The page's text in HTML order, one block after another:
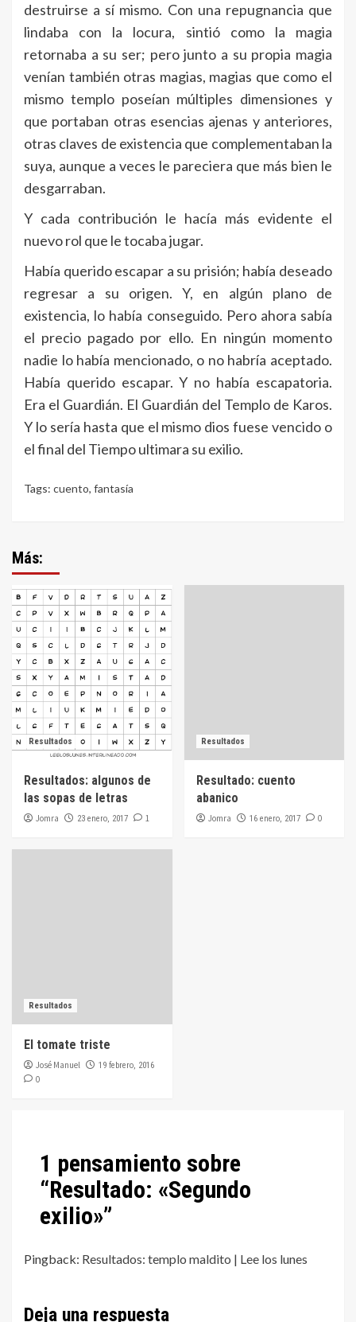
destruirse a sí mismo. Con una repugnancia que
lindaba con la locura, sintió como la magia
retornaba a su ser; pero junto a su propia magia
venían también otras magias, magias que como el
mismo templo poseían múltiples dimensiones y
que portaban otras esencias ajenas y anteriores,
otras claves de existencia que complementaban la
suya, aunque a veces le pareciera que más bien le
desgarraban.
Y cada contribución le hacía más evidente el
nuevo rol que le tocaba jugar.
Había querido escapar a su prisión; había deseado
regresar a su origen. Y, en algún plano de
existencia, lo había conseguido. Pero ahora sabía
el precio pagado por ello. En ningún momento
nadie lo había mencionado, o no habría aceptado.
Había querido escapar. Y no había escapatoria.
Era el Guardián. El Guardián del Templo de Karos.
Y lo sería hasta que el mismo dios fuese vencido o
el final del Tiempo ultimara su exilio.
Tags: cuento, fantasía
Más:
Resultados
Resultados: algunos de
las sopas de letras
Jomra 23 enero, 2017 1
Resultados
Resultado: cuento
abanico
Jomra 16 enero, 2017 0
Resultados
El tomate triste
José Manuel 19 febrero, 2016
0
1 pensamiento sobre
“Resultado: «Segundo
exilio»”
Pingback: Resultados: templo maldito | Lee los lunes
Deja una respuesta